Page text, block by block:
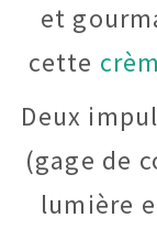
et
cette
Deux
(gage de
lumière